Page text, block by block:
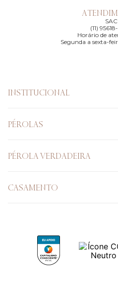
SAC
(11)
Horário de
Segunda a sexta-
INSTITUCIONAL
PÉROLAS
PÉROLA VERDADEIRA
CASAMENTO